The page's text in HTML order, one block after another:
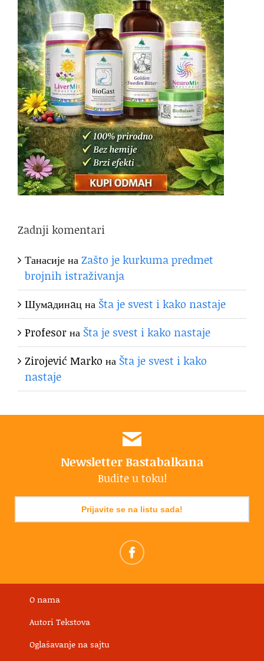
Zadnji komentari
ТанасијенаZašto je kurkuma predmet
brojnih istraživanja
Шумaдинaцна Šta je svest i kako nastaje
Profesorна Šta je svest i kako nastaje
Zirojević Marko на Šta je svest i kako
nastaje
Newsletter Bastabalkana
Budite u toku!
Prijavite se na listu sada!
O nama
Autori Tekstova
Oglašavanje na sajtu